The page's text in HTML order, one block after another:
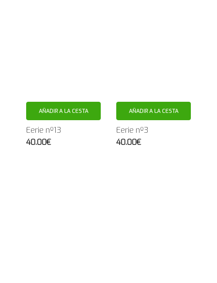
AÑADIR A LA CESTA
Eerie nº13
40.00€
AÑADIR A LA CESTA
Eerie nº3
40.00€